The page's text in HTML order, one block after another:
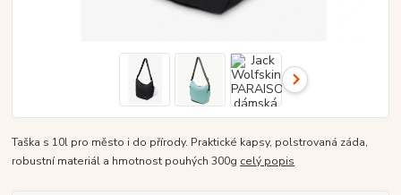
Taška s 10l pro město i do přírody. Praktické kapsy, polstrovaná záda,
robustní materiál a hmotnost pouhých 300g celý popis